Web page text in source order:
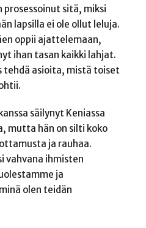
prosessoinut sitä, miksi
lapsilla ei ole ollut leluja.
oppii ajattelemaan,
ihan tasan kaikki lahjat.
tehdä asioita, mistä toiset
säilynyt Keniassa
mutta hän on silti koko
ja rauhaa.
vahvana ihmisten
ja
olen teidän